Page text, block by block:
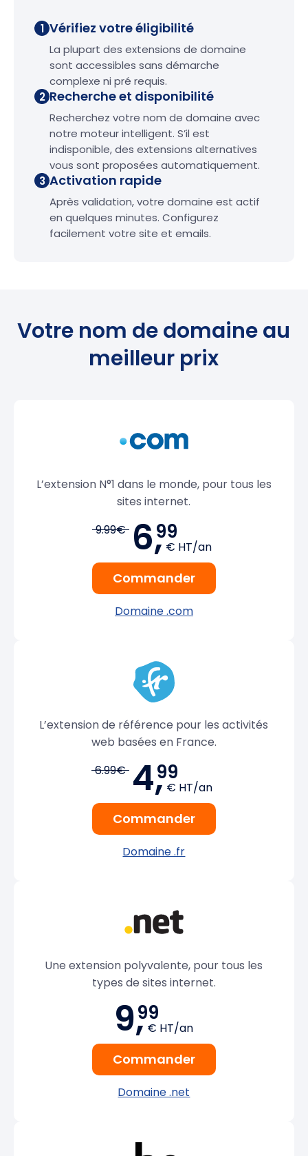
1 Vérifiez votre éligibilité
La plupart des extensions de domaine
sont accessibles sans démarche
complexe ni pré requis.
2 Recherche et disponibilité
Recherchez votre nom de domaine avec
notre moteur intelligent. S’il est
indisponible, des extensions alternatives
vous sont proposées automatiquement.
3 Activation rapide
Après validation, votre domaine est actif
en quelques minutes. Configurez
facilement votre site et emails.
Votre nom de domaine au
meilleur prix
L’extension N°1 dans le monde, pour tous les
sites internet.
9.99€ 6,99
€ HT/an
Commander
Domaine .com
L’extension de référence pour les activités
web basées en France.
6.99€ 4,99
€ HT/an
Commander
Domaine .fr
Une extension polyvalente, pour tous les
types de sites internet.
9,99
€ HT/an
Commander
Domaine .net